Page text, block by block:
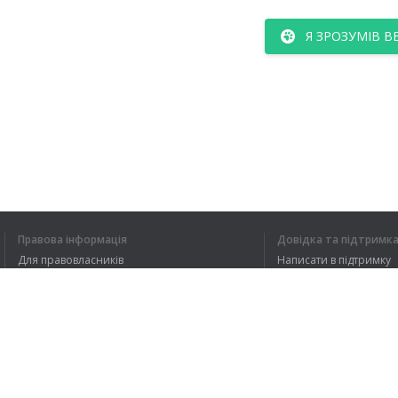
Я ЗРОЗУМІВ
Правова інформація
Для правовласників
Довідка та підтримка
Написати в підтримку